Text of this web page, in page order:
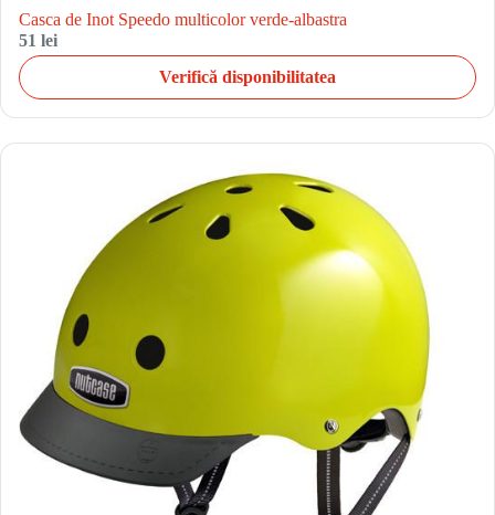
Casca de Inot Speedo multicolor verde-albastra
51 lei
Verifică disponibilitatea